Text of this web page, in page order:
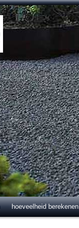
hoeveelheid berekenen